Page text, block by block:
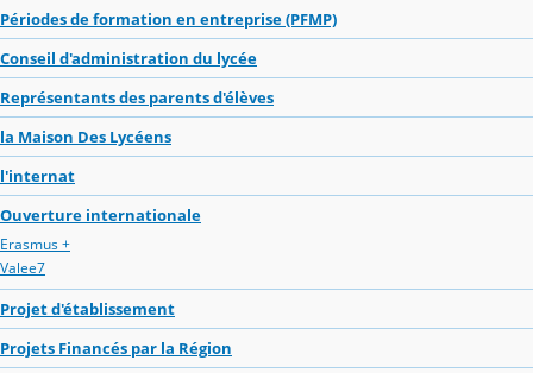
Périodes de formation en entreprise (PFMP)
Conseil d'administration du lycée
Représentants des parents d'élèves
la Maison Des Lycéens
l'internat
Ouverture internationale
Erasmus +
Valee7
Projet d'établissement
Projets Financés par la Région